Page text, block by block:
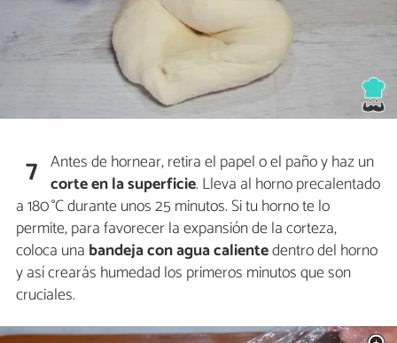
7 Antes de hornear, retira el papel o el paño y haz un
corte en la superficie. Lleva al horno precalentado
a 180 °C durante unos 25 minutos. Si tu horno te lo
permite, para favorecer la expansión de la corteza,
coloca una bandeja con agua calientedentro del horno
y así crearás humedad los primeros minutos que son
cruciales.